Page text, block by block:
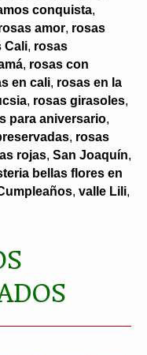
conquista,
amor, rosas
Cali, rosas
, rosas con
en cali, rosas en la
, rosas girasoles,
para aniversario,
, rosas
rojas, San Joaquín,
bellas flores en
, valle Lili,